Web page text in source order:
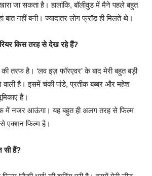
जा सकता है। हालांकि, बॉलीवुड में मैने पहले बहुत
नहीं बनी। ज्यादातर लोग फ्रॉड ही मिलते थे।
किस तरह से देख रहे हैं?
तरफ है। ‘लव इज़ फॉरएवर’ के बाद मेरी बहुत बड़ी
वाली है। इसमें चंकी पांडे, प्रतीक बब्बर और महेश
हैं।
में नजर आऊंगा। यह बहुत ही अलग तरह से फिल्म
से एक्शन फिल्म है।
सी हैं?